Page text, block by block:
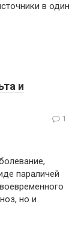
в один
и
1
параличей
но и